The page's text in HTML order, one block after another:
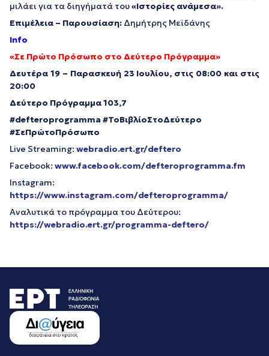
μιλάει για τα διηγήματά του«Ιστορίες ανάμεσα».
Επιμέλεια – Παρουσίαση: Δημήτρης Μεϊδάνης
Info
«Σε Πρώτο Πρόσωπο στο Δεύτερο Πρόγραμμα»
Δευτέρα 19 – Παρασκευή 23 Ιουλίου, στις 08:00 και στις
20:00
Δεύτερο Πρόγραμμα 103,7
#defteroprogramma #ΤοΒιβλίοΣτοΔεύτερο
#ΣεΠρώτοΠρόσωπο
Live Streaming: webradio.ert.gr/deftero
Facebook: www.facebook.com/defteroprogramma.fm
Instagram:
https://www.instagram.com/defteroprogramma/
Αναλυτικά το πρόγραμμα του Δεύτερου:
https://webradio.ert.gr/programma-deftero/